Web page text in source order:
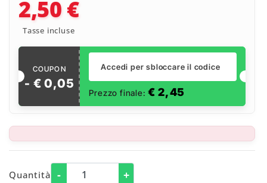
2,50 €
Tasse incluse
COUPON
- €0,05
Accedi per sbloccare il codice
Prezzo finale:€2,45
Quantità - +